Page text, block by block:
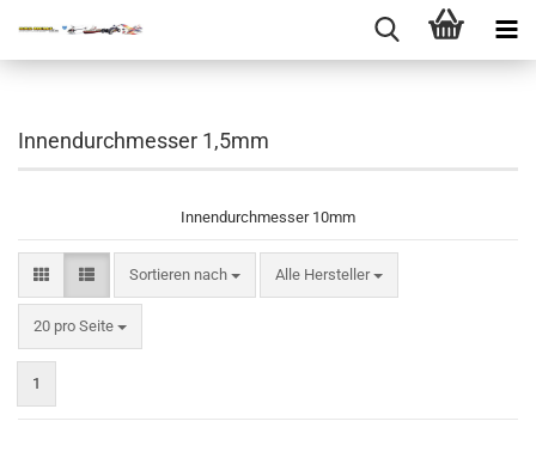
Innendurchmesser 1,5mm
Innendurchmesser 10mm
Sortieren nach
Sortieren nach Alle Hersteller
20 pro Seite
pro Seite
1